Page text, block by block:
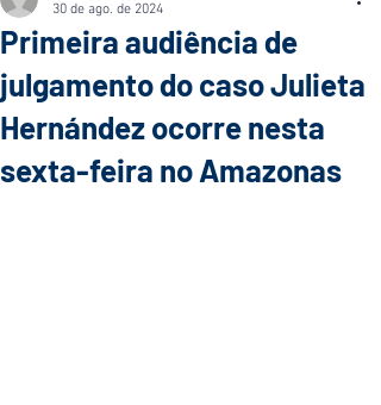
Primeira audiência de
julgamento do caso Julieta
Hernández ocorre nesta
sexta-feira no Amazonas
30 de ago. de 2024